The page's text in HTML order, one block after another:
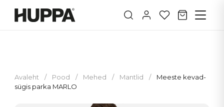
Avaleht / Pood / Mehed / Mantlid /
Meeste kevad-
sügis parka MARLO